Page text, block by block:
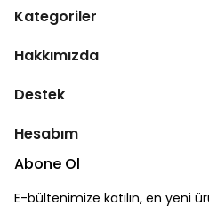
Kategoriler
Hakkımızda
Destek
Hesabım
Abone Ol
E-bültenimize katılın, en yeni